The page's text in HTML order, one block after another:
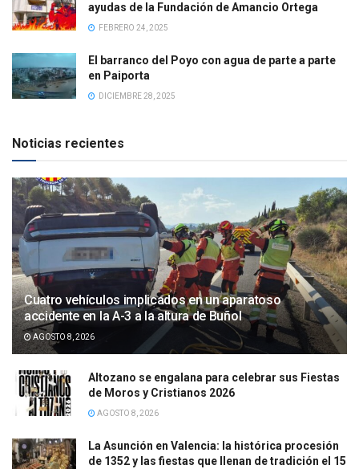
ayudas de la Fundación de Amancio Ortega
FEBRERO 24, 2025
El barranco del Poyo con agua de parte a parte
en Paiporta
DICIEMBRE 28, 2025
Noticias recientes
Cuatro vehículos implicados en un aparatoso
accidente en la A-3 a la altura de Buñol
AGOSTO 8, 2026
Altozano se engalana para celebrar sus Fiestas
de Moros y Cristianos 2026
AGOSTO 8, 2026
La Asunción en Valencia: la histórica procesión
de 1352 y las fiestas que llenan de tradición el 15